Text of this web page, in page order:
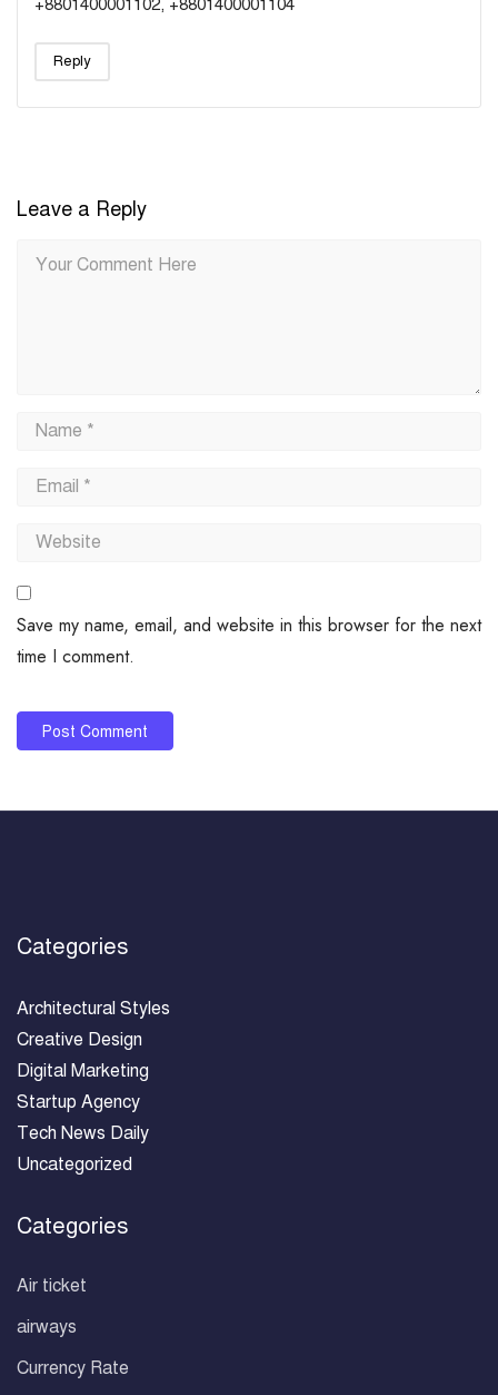
+8801400001102, +8801400001104
Reply
Leave a Reply
Save my name, email, and website in this browser for the next
time I comment.
Categories
Architectural Styles
Creative Design
Digital Marketing
Startup Agency
Tech News Daily
Uncategorized
Categories
Air ticket
airways
Currency Rate